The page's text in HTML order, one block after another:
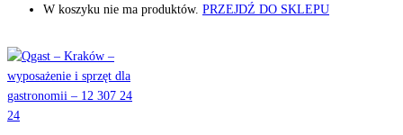
W koszyku nie ma produktów. PRZEJDŹ DO SKLEPU